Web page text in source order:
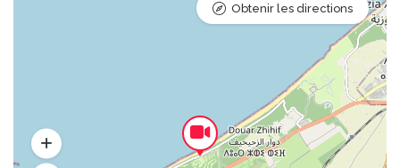
Obtenir les directions